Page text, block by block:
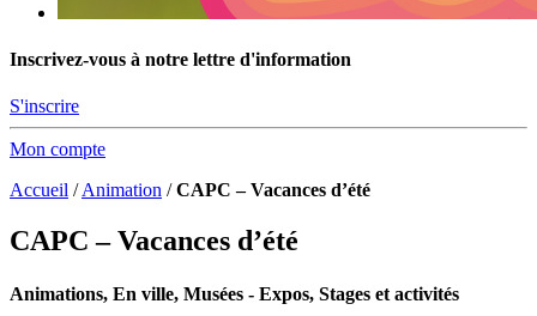
Inscrivez-vous à notre lettre d'information
S'inscrire
Mon compte
Accueil /Animation /CAPC – Vacances d’été
CAPC – Vacances d’été
Animations, En ville, Musées - Expos, Stages et activités